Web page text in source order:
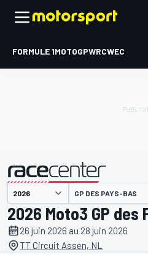
FORMULE 1MOTOGPWRCWEC
présenté par GP DES PAYS-BAS
2026 Moto3 GP des
26 juin 2026 au 28 juin 2026
TT Circuit Assen, NL